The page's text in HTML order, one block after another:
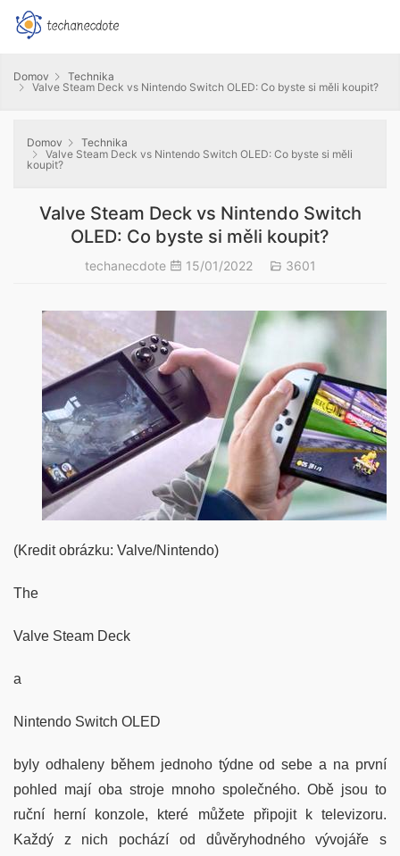
Domov
Technika
Valve Steam Deck vs Nintendo Switch OLED: Co byste si měli koupit?
Domov
Technika
Valve Steam Deck vs Nintendo Switch OLED: Co byste si měli
koupit?
Valve Steam Deck vs Nintendo Switch
OLED: Co byste si měli koupit?
techanecdote 15/01/2022 3601
(Kredit obrázku: Valve/Nintendo)
The
Valve Steam Deck
a
Nintendo Switch OLED
byly odhaleny během jednoho týdne od sebe a na první
pohled mají oba stroje mnoho společného. Obě jsou to
ruční herní konzole, které můžete připojit k televizoru.
Každý z nich pochází od důvěryhodného vývojáře s